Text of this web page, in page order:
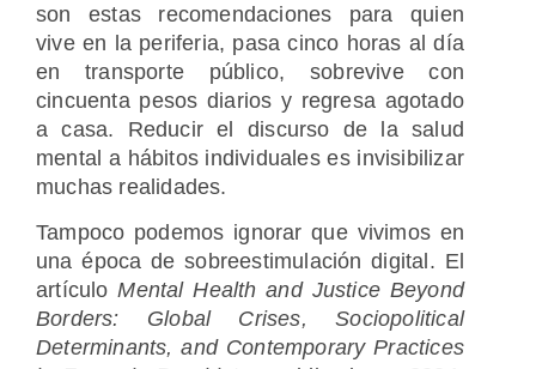
son estas recomendaciones para quien
vive en la periferia, pasa cinco horas al día
en transporte público, sobrevive con
cincuenta pesos diarios y regresa agotado
a casa. Reducir el discurso de la salud
mental a hábitos individuales es invisibilizar
muchas realidades.
Tampoco podemos ignorar que vivimos en
una época de sobreestimulación digital. El
artículoMental Health and Justice Beyond
Borders: Global Crises, Sociopolitical
Determinants, and Contemporary Practices